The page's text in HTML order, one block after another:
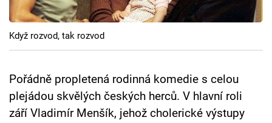
Cool Esport
Pořady
TV Program
Sledujte prima+
Když rozvod, tak rozvod
Pořádně propletená rodinná komedie s celou
plejádou skvělých českých herců. V hlavní roli
září Vladimír Menšík, jehož cholerické výstupy